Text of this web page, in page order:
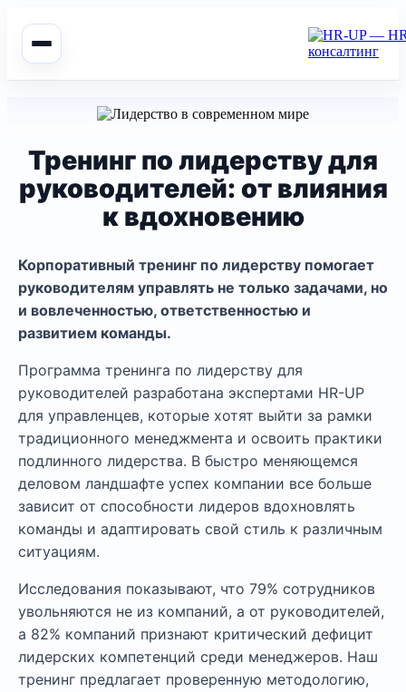
Тренинг по лидерству для
руководителей: от влияния
к вдохновению
Корпоративный тренинг по лидерству помогает
руководителям управлять не только задачами, но
и вовлеченностью, ответственностью и
развитием команды.
Программа тренинга по лидерству для
руководителей разработана экспертами HR-UP
для управленцев, которые хотят выйти за рамки
традиционного менеджмента и освоить практики
подлинного лидерства. В быстро меняющемся
деловом ландшафте успех компании все больше
зависит от способности лидеров вдохновлять
команды и адаптировать свой стиль к различным
ситуациям.
Исследования показывают, что 79% сотрудников
увольняются не из компаний, а от руководителей,
а 82% компаний признают критический дефицит
лидерских компетенций среди менеджеров. Наш
тренинг предлагает проверенную методологию,